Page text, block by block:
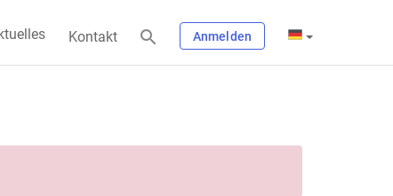
Kontakt Anmelden